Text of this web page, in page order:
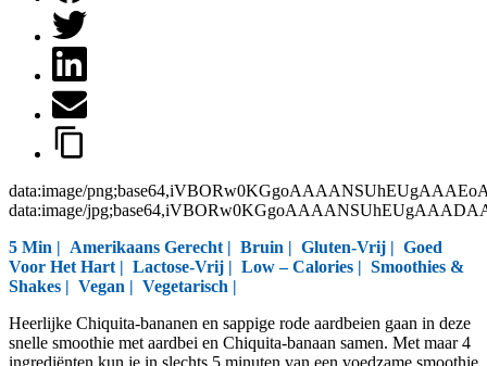
data:image/
data:image/
5 Min | Amerikaans Gerecht | Bruin | Gluten-Vrij | Goed
Voor Het Hart | Lactose-Vrij | Low – Calories | Smoothies &
Shakes | Vegan | Vegetarisch |
Heerlijke Chiquita-bananen en sappige rode aardbeien gaan in deze
snelle smoothie met aardbei en Chiquita-banaan samen. Met maar 4